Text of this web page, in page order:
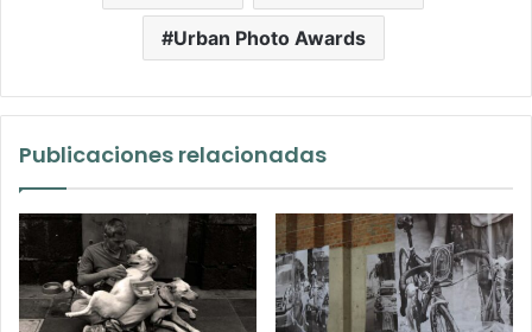
Urban Photo Awards
Publicaciones relacionadas